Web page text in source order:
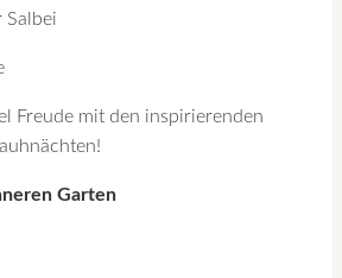
Salbei
Freude mit den inspirierenden
Garten